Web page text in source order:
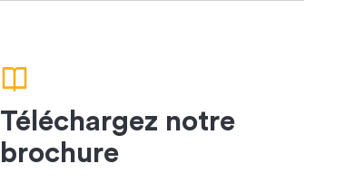
Téléchargez notre
brochure